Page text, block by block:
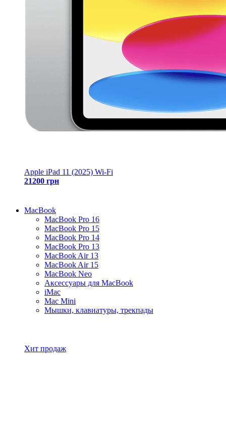
Apple iPad 11 (2025) Wi-Fi
21200 грн
MacBook
MacBook Pro 16
MacBook Pro 15
MacBook Pro 14
MacBook Pro 13
MacBook Air 13
MacBook Air 15
MacBook Neo
Аксессуары для MacBook
iMac
Mac Mini
Мышки, клавиатуры, трекпады
Хит продаж